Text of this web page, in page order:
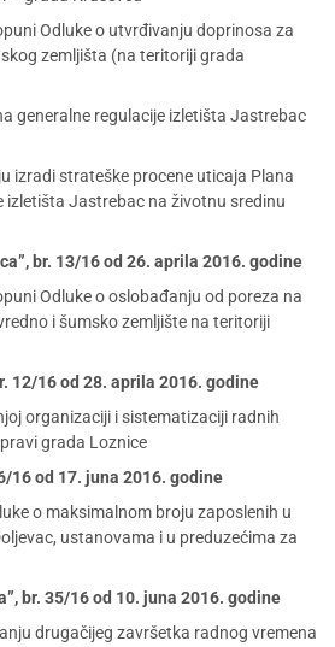
Odluke o utvrđivanju doprinosa za
zemljišta (na teritoriji grada
generalne regulacije izletišta Jastrebac
izradi strateške procene uticaja Plana
izletišta Jastrebac na životnu sredinu
br. 13/16 od 26. aprila 2016. godine
Odluke o oslobađanju od poreza na
i šumsko zemljište na teritoriji
12/16 od 28. aprila 2016. godine
organizaciji i sistematizaciji radnih
grada Loznice
16 od 17. juna 2016. godine
o maksimalnom broju zaposlenih u
ustanovama i u preduzećima za
br. 35/16 od 10. juna 2016. godine
drugačijeg završetka radnog vremena